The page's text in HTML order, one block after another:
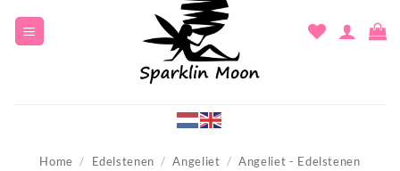
Home / Edelstenen / Angeliet / Angeliet - Edelstenen